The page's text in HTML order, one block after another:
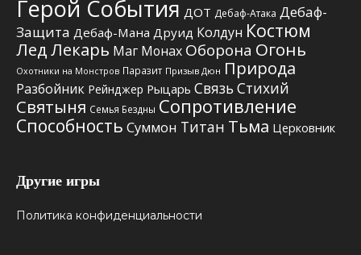
Герой События ДОТ Дебаф-Атака Дебаф-
Защита Дебаф-Мана Друид Колдун Костюм
ЛедЛекарь Маг Монах Оборона Огонь
Охотники на Монстров Паразит Призыв Дюн Природа
Разбойник Рейнджер Рыцарь Связь Стихий
Святыня Семья Бездны Сопротивление
Способность Суммон Титан Тьма Церковник
Другие игры
Политика конфиденциальности